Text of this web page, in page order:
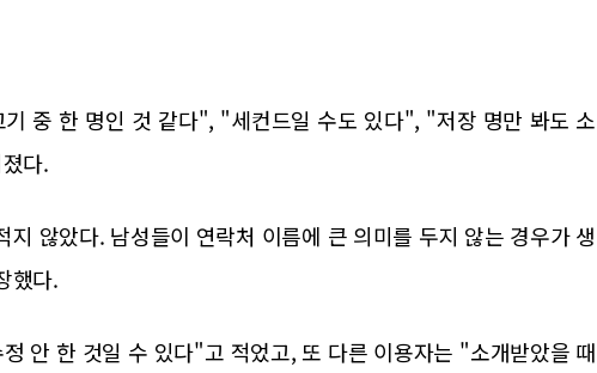
중 한 명인 것 같다", "세컨드일 수도 있다", "저장 명만 봐도 소
다.
지 않았다. 남성들이 연락처 이름에 큰 의미를 두지 않는 경우가 생
했다.
안 한 것일 수 있다"고 적었고, 또 다른 이용자는 "소개받았을 때